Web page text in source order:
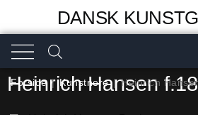
DANSK
Forside |Kunstnere|Heinrich
Heinrich Hansen